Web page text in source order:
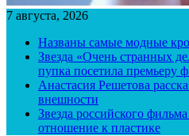
7 августа, 2026
Названы самые модные
Звезда «Очень странных
пупка посетила премьеру
Анастасия Решетова
внешности
Звезда российского
отношение к пластике